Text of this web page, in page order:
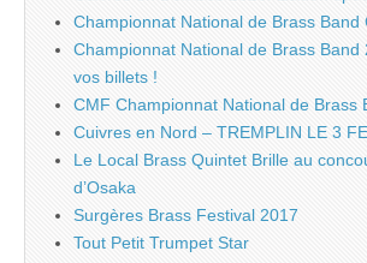
Championnat National de Brass Band
Championnat National de Brass Band
vos billets !
CMF Championnat National de Brass
Cuivres en Nord – TREMPLIN LE 3
Le Local Brass Quintet Brille au
d’Osaka
Surgères Brass Festival 2017
Tout Petit Trumpet Star